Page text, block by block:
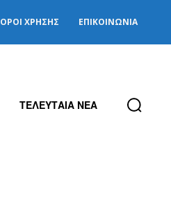
ΌΡΟΙ ΧΡΉΣΗΣ ΕΠΙΚΟΙΝΩΝΊΑ
ΤΕΛΕΥΤΑΙΑ ΝΕΑ